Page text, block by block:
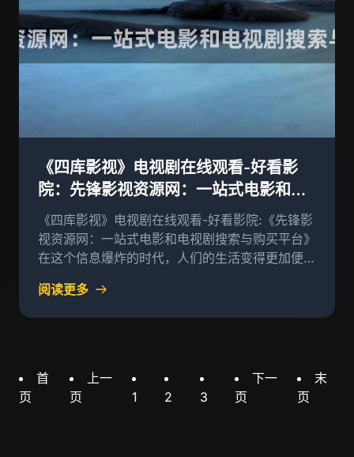
《四库影视》电视剧在线观看-好看影
院：先锋影视资源网：一站式电影和电
视剧搜索与购买平台
《四库影视》电视剧在线观看-好看影院:《先锋影
视资源网：一站式电影和电视剧搜索与购买平台》
在这个信息爆炸的时代，人们的生活变得更加便
被侵犯等问题
阅读更多
首
页
上一
页
1 2 3
下一
页
末
页